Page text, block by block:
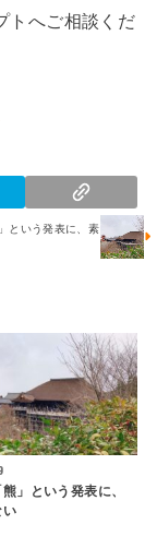
トへご相談くだ
という発表に、素
」という発表に、
い